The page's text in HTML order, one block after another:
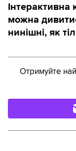
Інтерактивна
можна
нинішні, як
Отримуйте